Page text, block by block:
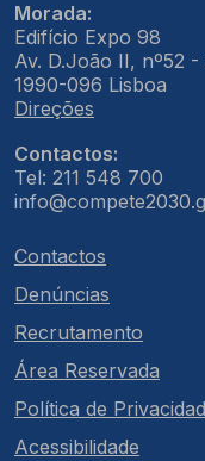
Morada:
Edifício Expo 98
Av. D.João II, nº52 -
1990-096 Lisboa
Direções
Contactos:
Tel: 211 548 700
Contactos
Denúncias
Recrutamento
Área Reservada
Política de
Acessibilidade